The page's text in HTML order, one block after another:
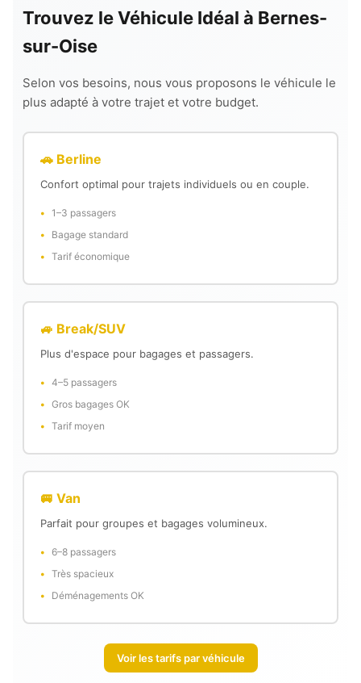
Trouvez le Véhicule Idéal à Bernes-
sur-Oise
Selon vos besoins, nous vous proposons le véhicule le
plus adapté à votre trajet et votre budget.
🚗 Berline
Confort optimal pour trajets individuels ou en couple.
1–3 passagers
Bagage standard
Tarif économique
🚙 Break/SUV
Plus d'espace pour bagages et passagers.
4–5 passagers
Gros bagages OK
Tarif moyen
🚐 Van
Parfait pour groupes et bagages volumineux.
6–8 passagers
Très spacieux
Déménagements OK
Voir les tarifs par véhicule